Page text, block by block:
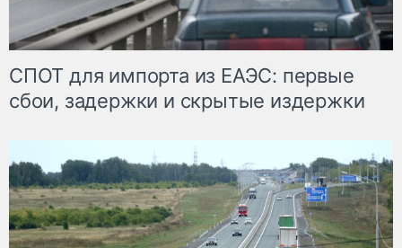
СПОТ для импорта из ЕАЭС: первые
сбои, задержки и скрытые издержки